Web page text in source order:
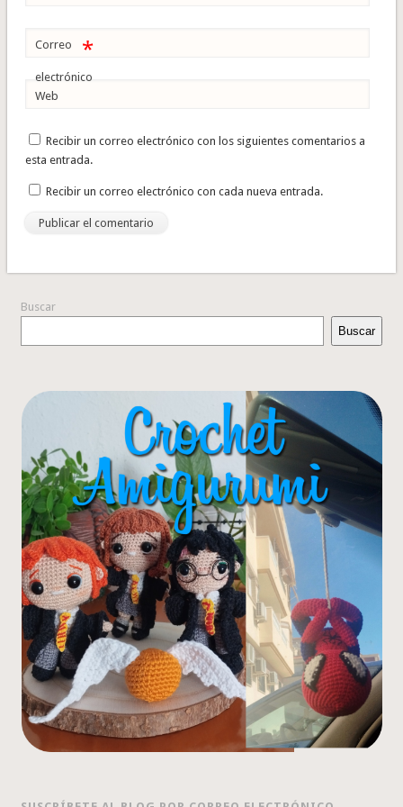
Correo
electrónico
*
Web
Recibir un correo electrónico con los siguientes comentarios a
esta entrada.
Recibir un correo electrónico con cada nueva entrada.
Buscar
Buscar